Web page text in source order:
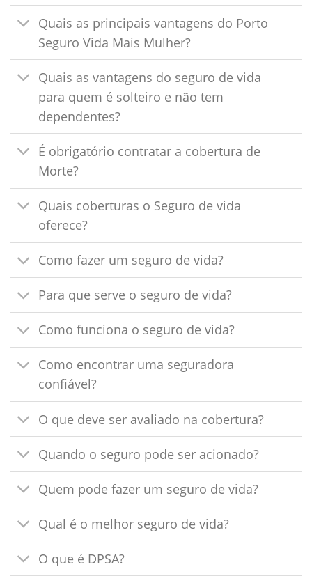
Quais as principais vantagens do Porto
Seguro Vida Mais Mulher?
Quais as vantagens do seguro de vida
para quem é solteiro e não tem
dependentes?
É obrigatório contratar a cobertura de
Morte?
Quais coberturas o Seguro de vida
oferece?
Como fazer um seguro de vida?
Para que serve o seguro de vida?
Como funciona o seguro de vida?
Como encontrar uma seguradora
confiável?
O que deve ser avaliado na cobertura?
Quando o seguro pode ser acionado?
Quem pode fazer um seguro de vida?
Qual é o melhor seguro de vida?
O que é DPSA?